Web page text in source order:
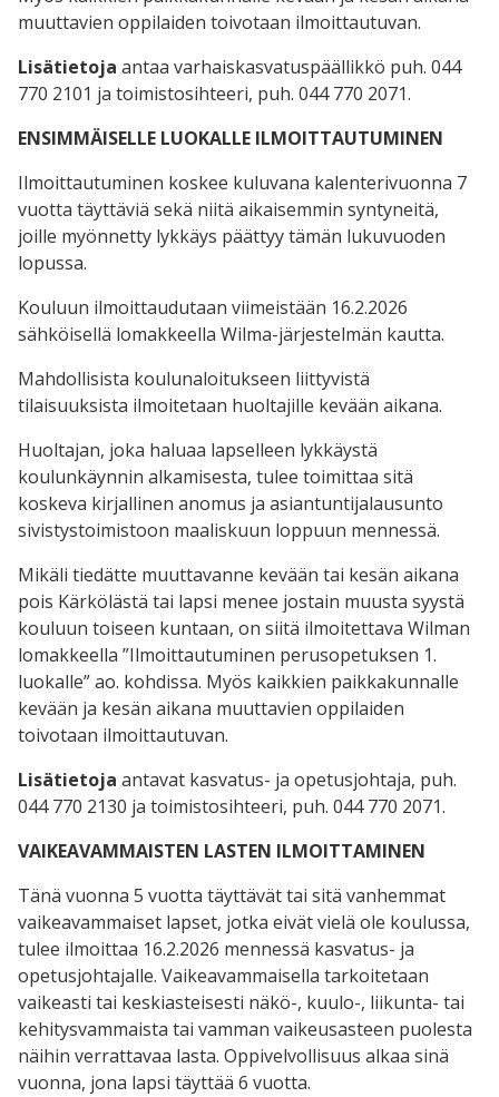
muuttavien oppilaiden toivotaan ilmoittautuvan.
Lisätietoja antaa varhaiskasvatuspäällikkö puh. 044
770 2101 ja toimistosihteeri, puh. 044 770 2071.
ENSIMMÄISELLE LUOKALLE ILMOITTAUTUMINEN
Ilmoittautuminen koskee kuluvana kalenterivuonna 7
vuotta täyttäviä sekä niitä aikaisemmin syntyneitä,
joille myönnetty lykkäys päättyy tämän lukuvuoden
lopussa.
Kouluun ilmoittaudutaan viimeistään 16.2.2026
sähköisellä lomakkeella Wilma-järjestelmän kautta.
Mahdollisista koulunaloitukseen liittyvistä
tilaisuuksista ilmoitetaan huoltajille kevään aikana.
Huoltajan, joka haluaa lapselleen lykkäystä
koulunkäynnin alkamisesta, tulee toimittaa sitä
koskeva kirjallinen anomus ja asiantuntijalausunto
sivistystoimistoon maaliskuun loppuun mennessä.
Mikäli tiedätte muuttavanne kevään tai kesän aikana
pois Kärkölästä tai lapsi menee jostain muusta syystä
kouluun toiseen kuntaan, on siitä ilmoitettava Wilman
lomakkeella ”Ilmoittautuminen perusopetuksen 1.
luokalle” ao. kohdissa. Myös kaikkien paikkakunnalle
kevään ja kesän aikana muuttavien oppilaiden
toivotaan ilmoittautuvan.
Lisätietoja antavat kasvatus- ja opetusjohtaja, puh.
044 770 2130 ja toimistosihteeri, puh. 044 770 2071.
VAIKEAVAMMAISTEN LASTEN ILMOITTAMINEN
Tänä vuonna 5 vuotta täyttävät tai sitä vanhemmat
vaikeavammaiset lapset, jotka eivät vielä ole koulussa,
tulee ilmoittaa 16.2.2026 mennessä kasvatus- ja
opetusjohtajalle. Vaikeavammaisella tarkoitetaan
vaikeasti tai keskiasteisesti näkö-, kuulo-, liikunta- tai
kehitysvammaista tai vamman vaikeusasteen puolesta
näihin verrattavaa lasta. Oppivelvollisuus alkaa sinä
vuonna, jona lapsi täyttää 6 vuotta.